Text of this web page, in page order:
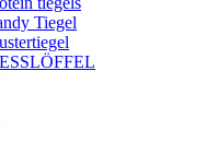
Tiegel